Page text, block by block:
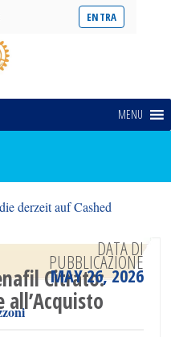
MENU
derzeit auf Cashed
Deutschland Slots & Live >
Citrato:
all’Acquisto
DATA DI
PUBBLICAZIONE
MAY 26, 2026